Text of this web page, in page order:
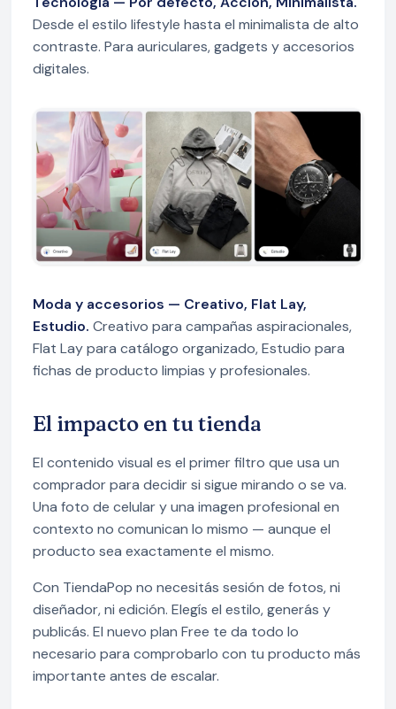
Desde el estilo lifestyle hasta el minimalista de alto
contraste. Para auriculares, gadgets y accesorios
digitales.
Moda y accesorios — Creativo, Flat Lay,
Estudio. Creativo para campañas aspiracionales,
Flat Lay para catálogo organizado, Estudio para
fichas de producto limpias y profesionales.
El impacto en tu tienda
El contenido visual es el primer filtro que usa un
comprador para decidir si sigue mirando o se va.
Una foto de celular y una imagen profesional en
contexto no comunican lo mismo — aunque el
producto sea exactamente el mismo.
Con TiendaPop no necesitás sesión de fotos, ni
diseñador, ni edición. Elegís el estilo, generás y
publicás. El nuevo plan Free te da todo lo
necesario para comprobarlo con tu producto más
importante antes de escalar.